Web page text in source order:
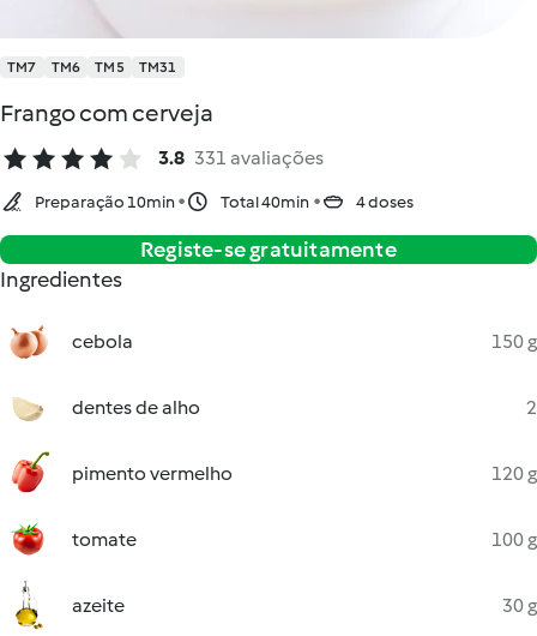
TM7 TM6 TM5 TM31
Frango com cerveja
3.8 331 avaliações
Preparação 10min Total 40min 4 doses
Registe-se gratuitamente
Ingredientes
cebola 150 g
dentes de alho 2
pimento vermelho 120 g
tomate 100 g
azeite 30 g